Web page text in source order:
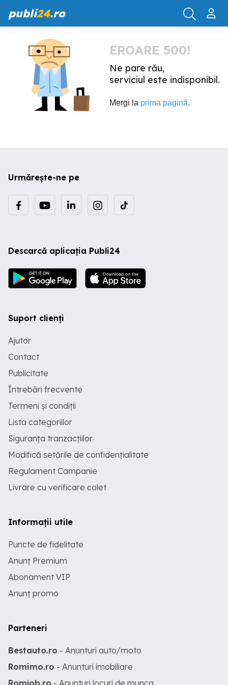
publi24.ro
EROARE 500!
Ne pare rău,
serviciul este indisponibil.
Mergi la prima pagină.
Urmărește-ne pe
Descarcă aplicația Publi24
Suport clienți
Ajutor
Contact
Publicitate
Întrebări frecvente
Termeni și condiții
Lista categoriilor
Siguranța tranzacțiilor
Modifică setările de confidențialitate
Regulament Campanie
Livrare cu verificare colet
Informații utile
Puncte de fidelitate
Anunț Premium
Abonament VIP
Anunț promo
Parteneri
Bestauto.ro - Anunturi auto/moto
Romimo.ro - Anunturi imobiliare
Romjob.ro - Anunturi locuri de munca